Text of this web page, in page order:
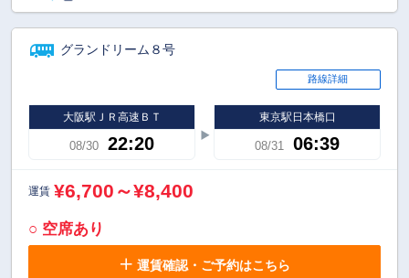
グランドリーム８号
路線詳細
大阪駅ＪＲ高速ＢＴ
08/30 22:20
東京駅日本橋口
08/31 06:39
運賃 ¥6,700～¥8,400
○ 空席あり
運賃確認・ご予約はこちら